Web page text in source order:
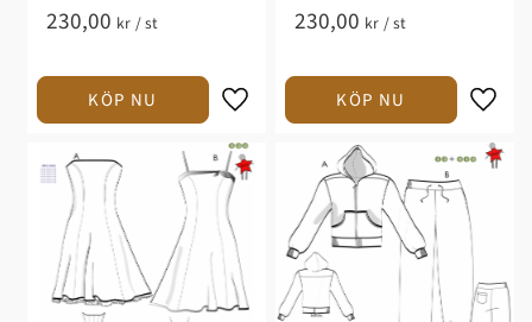
230,00 kr /st 230,00 kr /st